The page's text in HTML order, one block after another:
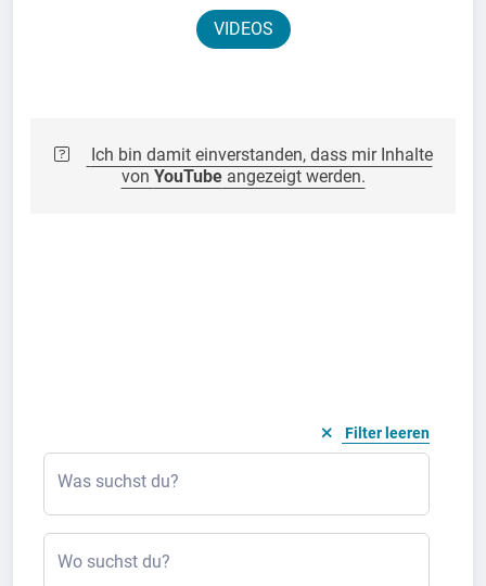
VIDEOS
Ich bin damit einverstanden, dass mir Inhalte
von YouTubeangezeigt werden.
Filter leeren
Was suchst du?
Wo suchst du?